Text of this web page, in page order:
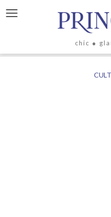
≡
chic ●
LIFESTYLE